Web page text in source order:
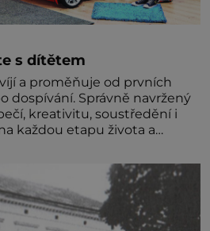
s dítětem
a proměňuje od prvních
dospívání. Správně navržený
kreativitu, soustředění i
každou etapu života a
a bezpečí, proto by pokoj
klidně a útulně.